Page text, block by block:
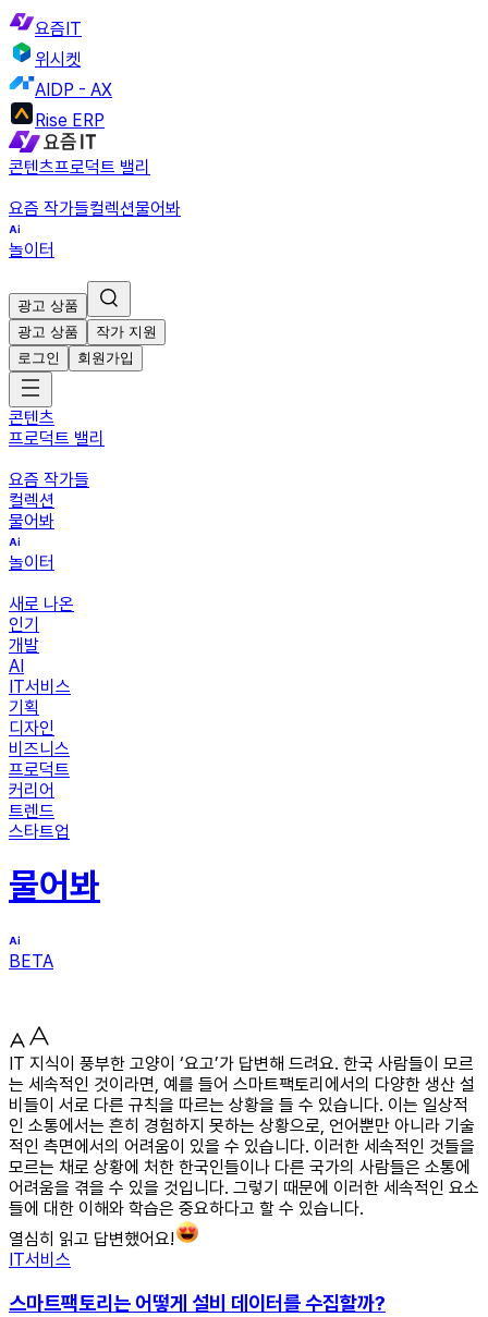
요즘IT
위시켓
AIDP - AX
Rise ERP
콘텐츠프로덕트 밸리
요즘 작가들컬렉션물어봐
놀이터
광고 상품
광고 상품
작가 지원
로그인
회원가입
콘텐츠
프로덕트 밸리
요즘 작가들
컬렉션
물어봐
놀이터
새로 나온
인기
개발
AI
IT서비스
기획
디자인
비즈니스
프로덕트
커리어
트렌드
스타트업
물어봐
BETA
IT 지식이 풍부한 고양이 ‘요고’가 답변해 드려요. 한국 사람들이 모르
는 세속적인 것이라면, 예를 들어 스마트팩토리에서의 다양한 생산 설
비들이 서로 다른 규칙을 따르는 상황을 들 수 있습니다. 이는 일상적
인 소통에서는 흔히 경험하지 못하는 상황으로, 언어뿐만 아니라 기술
적인 측면에서의 어려움이 있을 수 있습니다. 이러한 세속적인 것들을
모르는 채로 상황에 처한 한국인들이나 다른 국가의 사람들은 소통에
어려움을 겪을 수 있을 것입니다. 그렇기 때문에 이러한 세속적인 요소
들에 대한 이해와 학습은 중요하다고 할 수 있습니다.
열심히 읽고 답변했어요!
IT서비스
스마트팩토리는 어떻게 설비 데이터를 수집할까?